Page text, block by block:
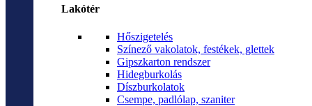
Lakótér
Hőszigetelés
Színező vakolatok, festékek, glettek
Gipszkarton rendszer
Hidegburkolás
Díszburkolatok
Csempe, padlólap, szaniter